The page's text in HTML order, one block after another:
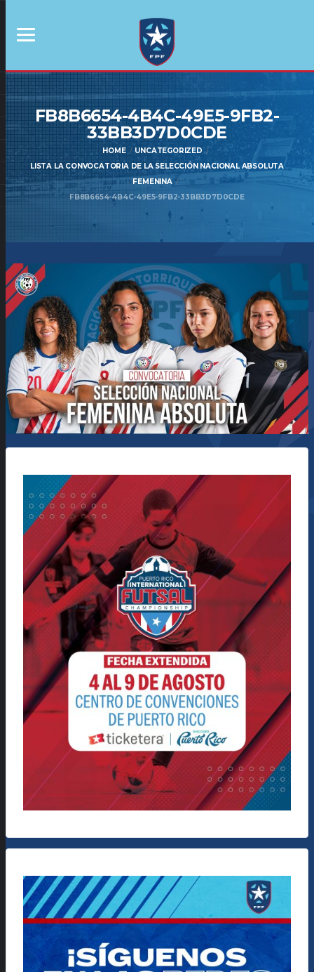
FB8B6654-4B4C-49E5-9FB2-
33BB3D7D0CDE
HOME
UNCATEGORIZED
LISTA LA CONVOCATORIA DE LA SELECCIÓN NACIONAL ABSOLUTA
FEMENINA
FB8B6654-4B4C-49E5-9FB2-33BB3D7D0CDE